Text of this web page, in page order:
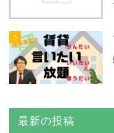
3
最新の投稿